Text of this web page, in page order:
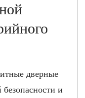
дверные
и